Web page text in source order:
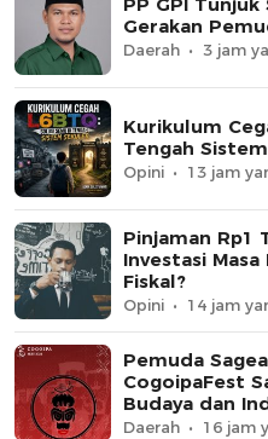
Gerakan
Daerah 3 jam
Kurikulum
Tengah
Opini 13 jam
Pinjaman Rp1
Investasi
Fiskal?
Opini 14 jam
Pemuda
CogoipaFest
Budaya dan
Daerah 16 jam